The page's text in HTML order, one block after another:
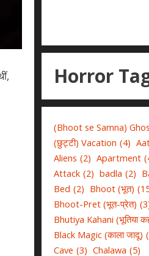
Horror
(Bhoot se Samna)
(छुट्टी) Vacation (4)
Aliens (2) Apartment
Attack (2) badla (2)
Bed (2) Bhoot (भूत)
Bhoot-Pret (भूत-प्रेत)
Bhutiya Kahani (भूतिया
Black Magic (काला जादू)
Cave (3) Chalawa (5)